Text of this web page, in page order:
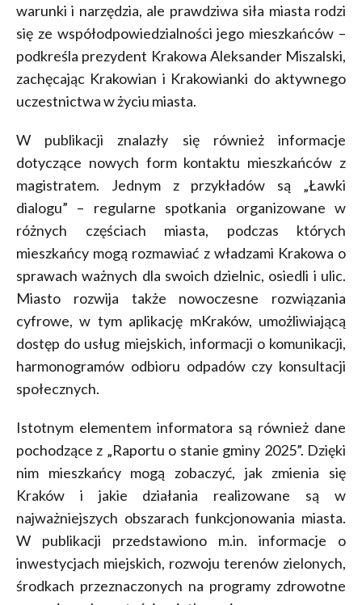
warunki i narzędzia, ale prawdziwa siła miasta rodzi
się ze współodpowiedzialności jego mieszkańców –
podkreśla prezydent Krakowa Aleksander Miszalski,
zachęcając Krakowian i Krakowianki do aktywnego
uczestnictwa w życiu miasta.
W publikacji znalazły się również informacje
dotyczące nowych form kontaktu mieszkańców z
magistratem. Jednym z przykładów są „Ławki
dialogu” – regularne spotkania organizowane w
różnych częściach miasta, podczas których
mieszkańcy mogą rozmawiać z władzami Krakowa o
sprawach ważnych dla swoich dzielnic, osiedli i ulic.
Miasto rozwija także nowoczesne rozwiązania
cyfrowe, w tym aplikację mKraków, umożliwiającą
dostęp do usług miejskich, informacji o komunikacji,
harmonogramów odbioru odpadów czy konsultacji
społecznych.
Istotnym elementem informatora są również dane
pochodzące z „Raportu o stanie gminy 2025”. Dzięki
nim mieszkańcy mogą zobaczyć, jak zmienia się
Kraków i jakie działania realizowane są w
najważniejszych obszarach funkcjonowania miasta.
W publikacji przedstawiono m.in. informacje o
inwestycjach miejskich, rozwoju terenów zielonych,
środkach przeznaczonych na programy zdrowotne